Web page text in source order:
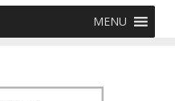
MENU